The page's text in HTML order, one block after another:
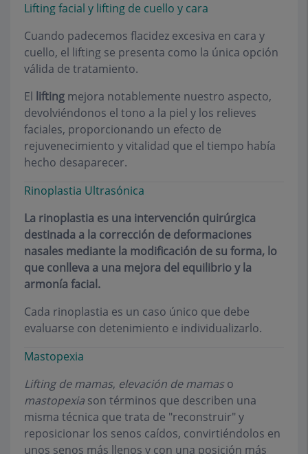
Lifting facial y lifting de cuello y cara
Cuando padecemos flacidez excesiva en cara y
cuello, el lifting se presenta como la única opción
válida de tratamiento.
El lifting mejora notablemente nuestro aspecto,
devolviéndonos el tono a la piel y los relieves
faciales, proporcionando un efecto de
rejuvenecimiento y vitalidad que el tiempo había
hecho desaparecer.
Rinoplastia Ultrasónica
La rinoplastia es una intervención quirúrgica
destinada a la corrección de deformaciones
nasales mediante la modificación de su forma, lo
que conlleva a una mejora del equilibrio y la
armonía facial.
Cada rinoplastia es un caso único que debe
evaluarse con detenimiento e individualizarlo.
Mastopexia
Lifting de mamas, elevación de mamaso
mastopexia son términos que describen una
misma técnica que trata de "reconstruir" y
reposicionar los senos caídos, convirtiéndolos en
unos senos más llenos y con una posición más